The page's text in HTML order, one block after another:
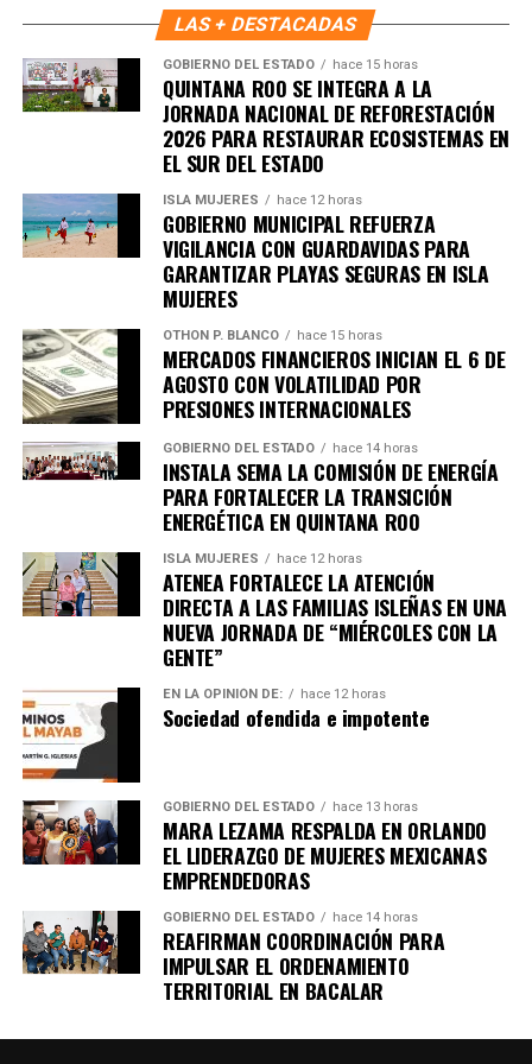
Unirme al canal de WhatsApp
LAS + DESTACADAS
GOBIERNO DEL ESTADO hace 15 horas
QUINTANA ROO SE INTEGRA A LA
JORNADA NACIONAL DE REFORESTACIÓN
2026 PARA RESTAURAR ECOSISTEMAS EN
EL SUR DEL ESTADO
ISLA MUJERES hace 12 horas
GOBIERNO MUNICIPAL REFUERZA
VIGILANCIA CON GUARDAVIDAS PARA
GARANTIZAR PLAYAS SEGURAS EN ISLA
MUJERES
OTHON P. BLANCO hace 15 horas
MERCADOS FINANCIEROS INICIAN EL 6 DE
AGOSTO CON VOLATILIDAD POR
PRESIONES INTERNACIONALES
GOBIERNO DEL ESTADO hace 14 horas
INSTALA SEMA LA COMISIÓN DE ENERGÍA
PARA FORTALECER LA TRANSICIÓN
ENERGÉTICA EN QUINTANA ROO
ISLA MUJERES hace 12 horas
ATENEA FORTALECE LA ATENCIÓN
DIRECTA A LAS FAMILIAS ISLEÑAS EN UNA
NUEVA JORNADA DE “MIÉRCOLES CON LA
GENTE”
EN LA OPINIÓN DE: hace 12 horas
Sociedad ofendida e impotente
GOBIERNO DEL ESTADO hace 13 horas
MARA LEZAMA RESPALDA EN ORLANDO
EL LIDERAZGO DE MUJERES MEXICANAS
EMPRENDEDORAS
GOBIERNO DEL ESTADO hace 14 horas
REAFIRMAN COORDINACIÓN PARA
IMPULSAR EL ORDENAMIENTO
TERRITORIAL EN BACALAR